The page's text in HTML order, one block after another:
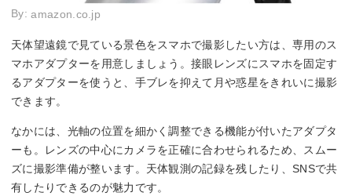
By:amazon.co.jp
天体望遠鏡で見ている景色をスマホで撮影したい方は、専用のス
マホアダプターを用意しましょう。接眼レンズにスマホを固定す
るアダプターを使うと、手ブレを抑えて月や惑星をきれいに撮影
できます。
なかには、光軸の位置を細かく調整できる機能が付いたアダプタ
ーも。レンズの中心にカメラを正確に合わせられるため、スムー
ズに撮影準備が整います。天体観測の記録を残したり、SNSで共
有したりできるのが魅力です。